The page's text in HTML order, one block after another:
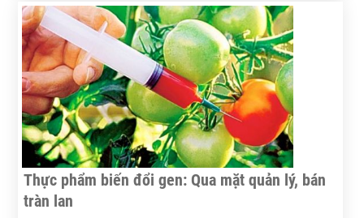
Việt Nam lại cho rằng, nguồn cung trong nước đủ
đáp ứng nhu cầu trước khi vào vụ đường 2012/13.
Thực phẩm biến đổi gen: Qua mặt quản lý, bán
tràn lan